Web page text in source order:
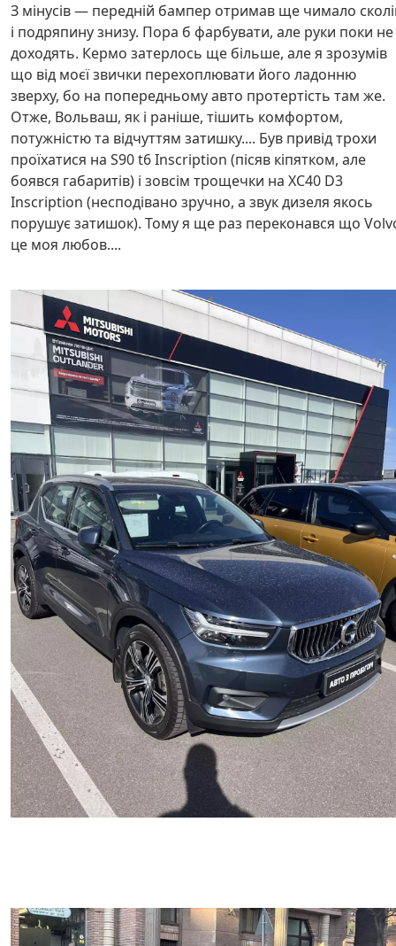
З мінусів — передній бампер отримав ще чимало
і подряпину знизу. Пора б фарбувати, але руки поки не
доходять. Кермо затерлось ще більше, але я зрозумів
що від моєї звички перехоплювати його ладонню
зверху, бо на попередньому авто протертість там же.
Отже, Вольваш, як і раніше, тішить комфортом,
потужністю та відчуттям затишку.... Був привід трохи
проїхатися на S90 t6 Inscription (пісяв кіпятком, але
боявся габаритів) і зовсім трощечки на XC40 D3
Inscription (несподівано зручно, а звук дизеля якось
порушує затишок). Тому я ще раз переконався що
це моя любов....